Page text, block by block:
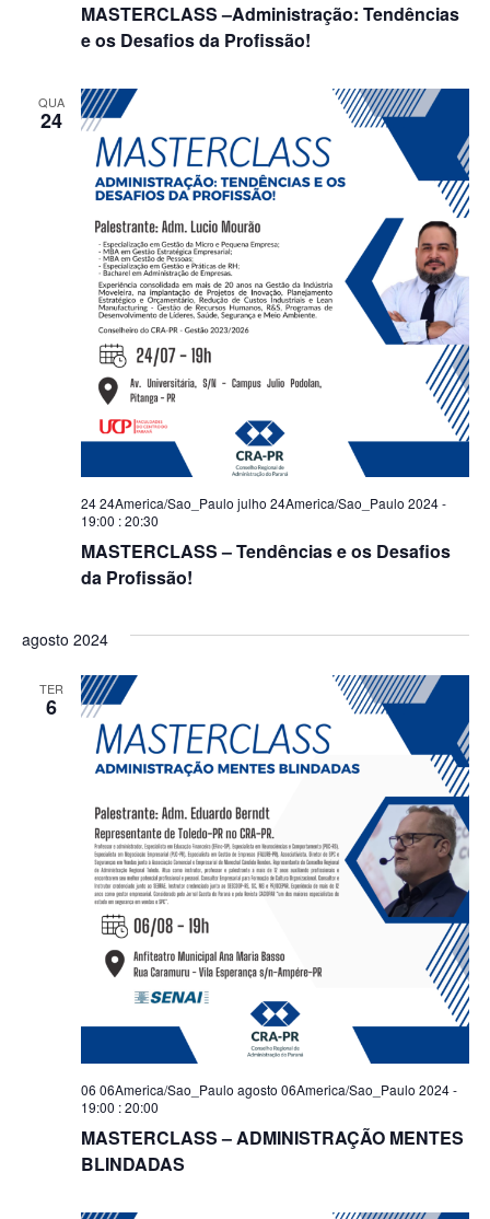
MASTERCLASS –Administração: Tendências
e os Desafios da Profissão!
QUA
24
MASTERCLASS – Tendências e os Desafios
da Profissão!
24 24America/Sao_Paulo julho 24America/Sao_Paulo 2024 -
19:00 :20:30
agosto 2024
TER
6
MASTERCLASS – ADMINISTRAÇÃO MENTES
BLINDADAS
06 06America/Sao_Paulo agosto 06America/Sao_Paulo 2024 -
19:00 :20:00